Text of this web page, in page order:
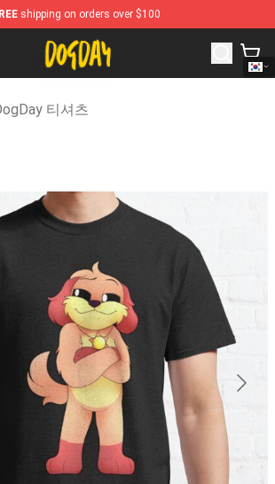
shipping on orders over $100
- Official DogDay Merchandise Shop
티셔츠